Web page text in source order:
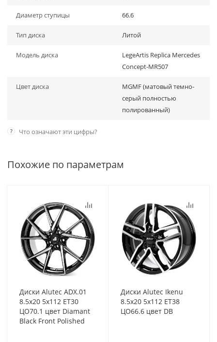
Диаметр ступицы 66.6
Тип диска Литой
Модель диска
LegeArtis Replica Mercedes
Concept-MR507
Цвет диска
MGMF (матовый темно-
серый полностью
полированный)
? Что означают эти цифры?
Похожие по параметрам
Диски Alutec ADX.01
8.5x20 5x112 ET30
ЦО70.1 цвет Diamant
Black Front Polished
Диски Alutec Ikenu
8.5x20 5x112 ET38
ЦО66.6 цвет DB